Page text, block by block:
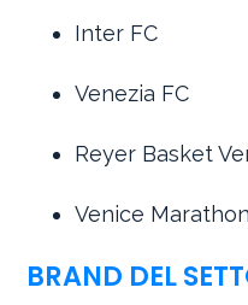
Inter FC
Venezia FC
Reyer Basket
Venice Marathon
BRAND DEL